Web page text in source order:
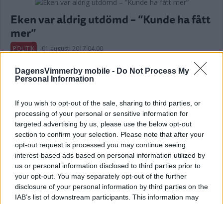
DagensVimmerby mobile - Do Not Process My
Personal Information
If you wish to opt-out of the sale, sharing to third parties, or
processing of your personal or sensitive information for
targeted advertising by us, please use the below opt-out
section to confirm your selection. Please note that after your
opt-out request is processed you may continue seeing
interest-based ads based on personal information utilized by
us or personal information disclosed to third parties prior to
your opt-out. You may separately opt-out of the further
disclosure of your personal information by third parties on the
IAB’s list of downstream participants. This information may
Eken var aldrig utdömd – ”Kunde ha fått
mer”
POLITIK 01 augusti 2017 04.00
Annons:
Nilsson: ”Ska vara en väldigt rimlig peng
i så fall”
POLITIK 29 juli 2017 07.00